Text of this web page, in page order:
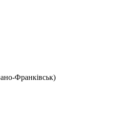
Франківськ)